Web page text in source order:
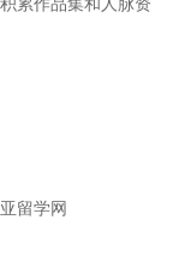
累作品集和人脉资
留学网